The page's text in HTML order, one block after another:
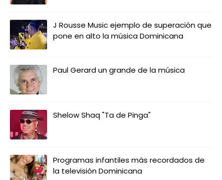
J Rousse Music ejemplo de superación que
pone en alto la música Dominicana
Paul Gerard un grande de la música
Shelow Shaq "Ta de Pinga"
Programas infantiles más recordados de
la televisión Dominicana